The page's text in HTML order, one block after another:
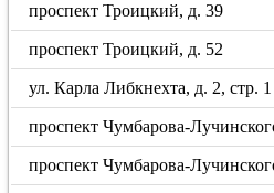
проспект Троицкий, д. 39
проспект Троицкий, д. 52
ул. Карла Либкнехта, д. 2, стр. 1
проспект Чумбарова-
проспект Чумбарова-